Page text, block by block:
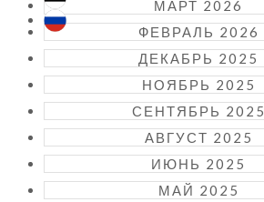
МАРТ 2026
ФЕВРАЛЬ 2026
ДЕКАБРЬ 2025
НОЯБРЬ 2025
СЕНТЯБРЬ 2025
АВГУСТ 2025
ИЮНЬ 2025
МАЙ 2025